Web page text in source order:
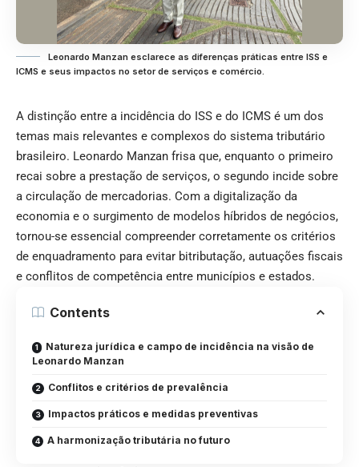
Leonardo Manzan esclarece as diferenças práticas entre ISS e
ICMS e seus impactos no setor de serviços e comércio.
A distinção entre a incidência do ISS e do ICMS é um dos
temas mais relevantes e complexos do sistema tributário
brasileiro. Leonardo Manzan frisa que, enquanto o primeiro
recai sobre a prestação de serviços, o segundo incide sobre
a circulação de mercadorias. Com a digitalização da
economia e o surgimento de modelos híbridos de negócios,
tornou-se essencial compreender corretamente os critérios
de enquadramento para evitar bitributação, autuações fiscais
e conflitos de competência entre municípios e estados.
Contents
Natureza jurídica e campo de incidência na visão de
Leonardo Manzan
Conflitos e critérios de prevalência
Impactos práticos e medidas preventivas
A harmonização tributária no futuro